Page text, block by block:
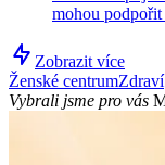
mohou
Zobrazit více
Ženské centrumZdraví
Vybrali jsme pro vás